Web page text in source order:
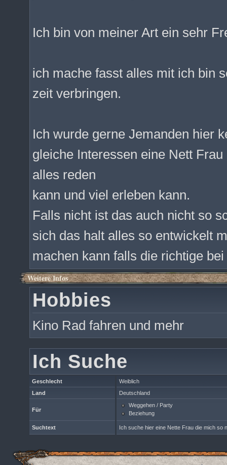
Ich bin von meiner Art ein sehr
ich mache fasst alles mit ich bin
zeit verbringen.
Ich wurde gerne Jemanden hier
gleiche Interessen eine Nett
alles reden
kann und viel erleben kann.
Falls nicht ist das auch nicht so
sich das halt alles so entwickelt
machen kann falls die richtige
Weitere Infos
Hobbies
Kino Rad fahren und mehr
Ich Suche
Geschlecht
Weiblich
Land
Deutschland
Für
Weggehen / Party
Beziehung
Suchtext Ich suche hier eine Nette Frau die mich so